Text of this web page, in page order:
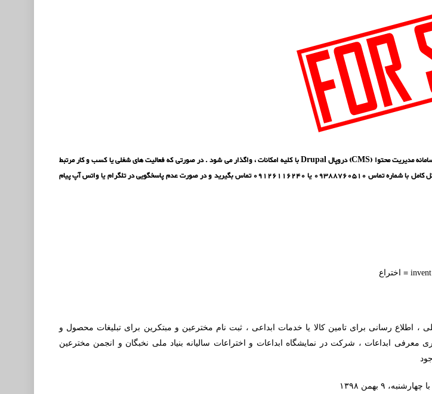
بازدید کننده محترم ، این سایت به همراه دامنه ، با سامانه مدیریت محتوا (CMS) دروپال Drupal با کلیه امکانات ، واگذار می شود . در صورتی که فعالیت های شغلی یا کسب و کار مرتبط
دارید برای نقل و انتقالات دامنه و وب سایت به شکل کامل با شماره تماس 09388760510 یا 09126116240 تماس بگیرید و در صورت عدم پاسخگویی در تلگرام یا واتس آپ پیام
invent= اختراع
، اطلاع رسانی برای تامین کالا یا خدمات ابداعی ، ثبت نام مخترعین و مبتکرین برای تبلیغات محصول و
معرفی ابداعات ، شرکت در نمایشگاه ابداعات و اختراعات سالیانه بنیاد ملی نخبگان و انجمن مخترعین